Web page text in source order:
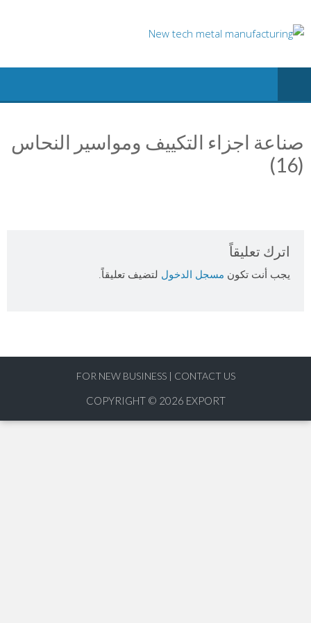
to
صناعة اجزاء التكييف ومواسير النحاس
(16)
اترك تعليقاً
يجب أنت تكون مسجل الدخول لتضيف تعليقاً.
FOR NEW BUSINESS | CONTACT US
COPYRIGHT © 2026 EXPORT